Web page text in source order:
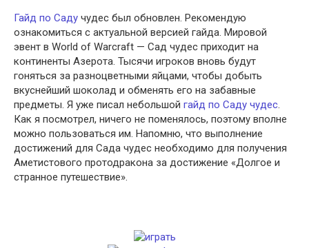
Гайд по Саду чудес был обновлен. Рекомендую
ознакомиться с актуальной версией гайда. Мировой
эвент в World of Warcraft — Сад чудес приходит на
континенты Азерота. Тысячи игроков вновь будут
гоняться за разноцветными яйцами, чтобы добыть
вкуснейший шоколад и обменять его на забавные
предметы. Я уже писал небольшой гайд по Саду чудес.
Как я посмотрел, ничего не поменялось, поэтому вполне
можно пользоваться им. Напомню, что выполнение
достижений для Сада чудес необходимо для получения
Аметистового протодракона за достижение «Долгое и
странное путешествие».